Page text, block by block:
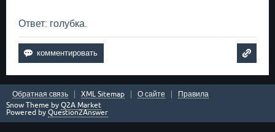
Ответ: голубка.
Обратная связь XML Sitemap О сайте
Правила
Snow Theme by Q2A Market
Powered by Question2Answer